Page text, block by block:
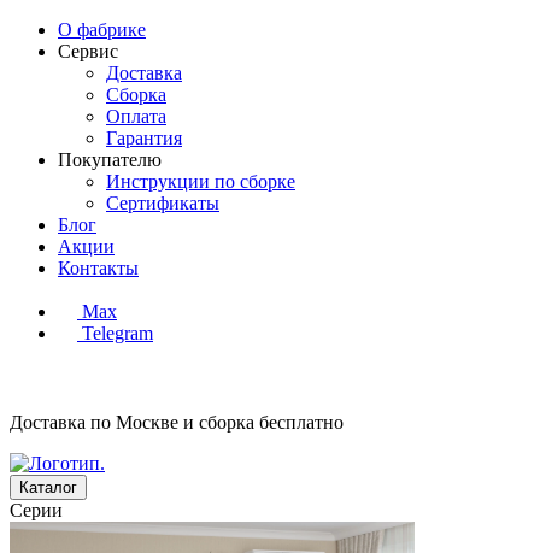
О фабрике
Сервис
Доставка
Сборка
Оплата
Гарантия
Покупателю
Инструкции по сборке
Сертификаты
Блог
Акции
Контакты
Max
Telegram
Доставка по Москве и сборка бесплатно
Каталог
Серии